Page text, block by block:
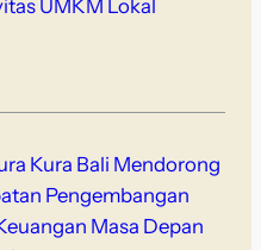
UMKM Lokal
Kura Bali Mendorong
Pengembangan
Masa Depan